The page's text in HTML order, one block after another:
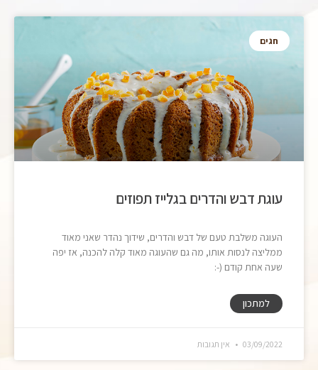
חגים
עוגת דבש והדרים בגלייז תפוזים
העוגה משלבת טעם של דבש והדרים, שידוך נהדר שאני מאוד
ממליצה לנסות אותו, מה גם שהעוגה מאוד קלה להכנה, אז יפה
שעה אחת קודם (-:
למתכון
03/09/2022 אין תגובות